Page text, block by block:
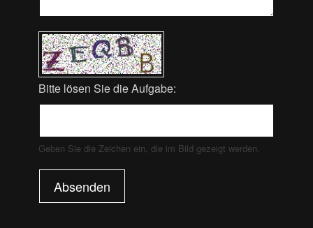
Bitte lösen Sie die Aufgabe:
Geben Sie die Zeichen ein, die im Bild gezeigt werden.
Absenden